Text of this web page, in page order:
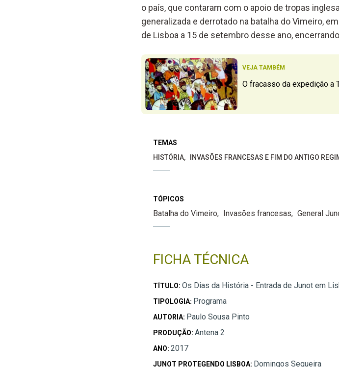
o país, que contaram com o apoio de tropas
generalizada e derrotado na batalha do Vimeiro,
de Lisboa a 15 de setembro desse ano,
VEJA TAMBÉM
O fracasso da expedição a
TEMAS
HISTÓRIA
INVASÕES FRANCESAS E FIM DO ANTIGO
TÓPICOS
Batalha do Vimeiro Invasões francesas General
FICHA TÉCNICA
TÍTULO: Os Dias da História - Entrada de Junot em
TIPOLOGIA: Programa
AUTORIA: Paulo Sousa Pinto
PRODUÇÃO: Antena 2
ANO: 2017
JUNOT PROTEGENDO LISBOA: Domingos Sequeira